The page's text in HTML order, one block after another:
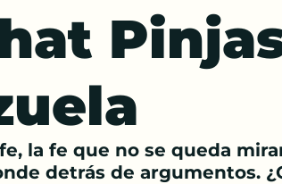
la fe que no se queda
detrás de argumentos.